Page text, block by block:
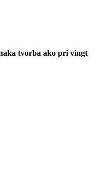
tvorba ako pri vingt